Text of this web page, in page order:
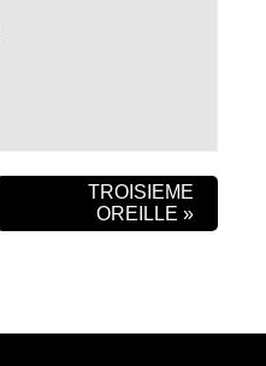
TROISIEME
OREILLE »